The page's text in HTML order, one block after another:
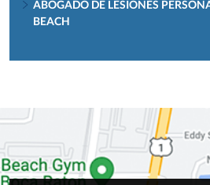
ABOGADO DE LESIONES
BEACH